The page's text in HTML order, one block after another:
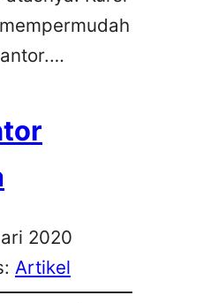
2020
Artikel